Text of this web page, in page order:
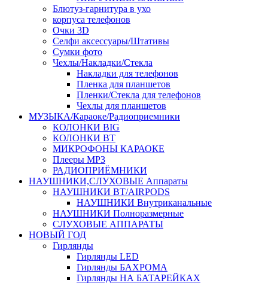
Блютуз-гарнитура в ухо
корпуса телефонов
Очки 3D
Селфи аксессуары/Штативы
Сумки фото
Чехлы/Накладки/Стекла
Накладки для телефонов
Пленка для планшетов
Пленки/Стекла для телефонов
Чехлы для планшетов
МУЗЫКА/Караоке/Радиоприемники
КОЛОНКИ BIG
КОЛОНКИ BT
МИКРОФОНЫ КАРАОКЕ
Плееры MP3
РАДИОПРИЁМНИКИ
НАУШНИКИ,СЛУХОВЫЕ Аппараты
НАУШНИКИ BT/AIRPODS
НАУШНИКИ Внутриканальные
НАУШНИКИ Полноразмерные
СЛУХОВЫЕ АППАРАТЫ
НОВЫЙ ГОД
Гирлянды
Гирлянды LED
Гирлянды БАХРОМА
Гирлянды НА БАТАРЕЙКАХ